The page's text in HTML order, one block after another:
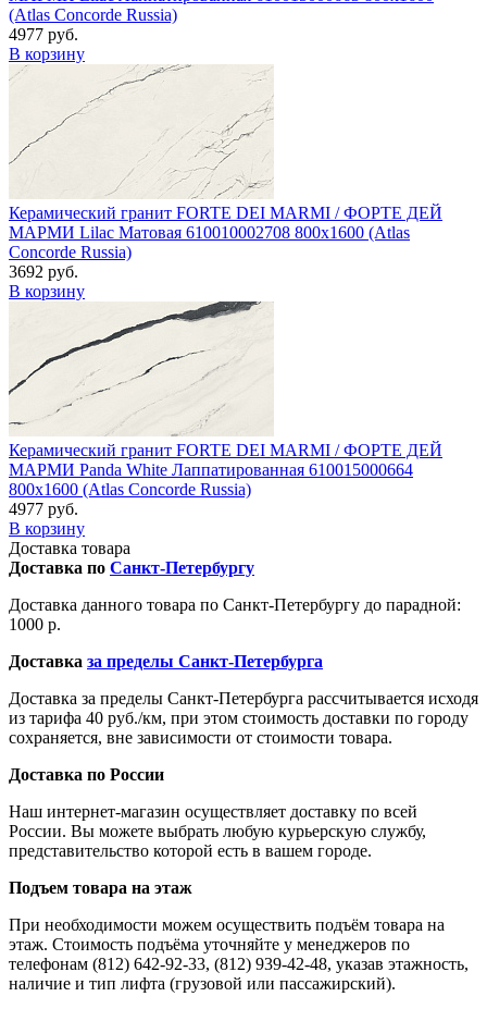
(Atlas Concorde Russia)
4977 руб.
В корзину
Керамический гранит FORTE DEI MARMI / ФОРТЕ ДЕЙ
МАРМИ Lilac Матовая 610010002708 800x1600 (Atlas
Concorde Russia)
3692 руб.
В корзину
Керамический гранит FORTE DEI MARMI / ФОРТЕ ДЕЙ
МАРМИ Panda White Лаппатированная 610015000664
800x1600 (Atlas Concorde Russia)
4977 руб.
В корзину
Доставка товара
Доставка по Санкт-Петербургу
Доставка данного товара по Санкт-Петербургу до парадной:
1000 р.
Доставка за пределы Санкт-Петербурга
Доставка за пределы Санкт-Петербурга рассчитывается исходя
из тарифа 40 руб./км, при этом стоимость доставки по городу
сохраняется, вне зависимости от стоимости товара.
Доставка по России
Наш интернет-магазин осуществляет доставку по всей
России. Вы можете выбрать любую курьерскую службу,
представительство которой есть в вашем городе.
Подъем товара на этаж
При необходимости можем осуществить подъём товара на
этаж. Стоимость подъёма уточняйте у менеджеров по
телефонам (812) 642-92-33, (812) 939-42-48, указав этажность,
наличие и тип лифта (грузовой или пассажирский).